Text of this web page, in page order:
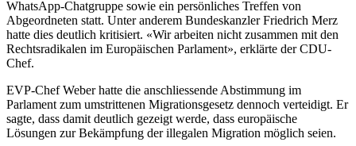
WhatsApp-Chatgruppe sowie ein persönliches Treffen von
Abgeordneten statt. Unter anderem Bundeskanzler Friedrich Merz
hatte dies deutlich kritisiert. «Wir arbeiten nicht zusammen mit den
Rechtsradikalen im Europäischen Parlament», erklärte der CDU-
Chef.
EVP-Chef Weber hatte die anschliessende Abstimmung im
Parlament zum umstrittenen Migrationsgesetz dennoch verteidigt. Er
sagte, dass damit deutlich gezeigt werde, dass europäische
Lösungen zur Bekämpfung der illegalen Migration möglich seien.